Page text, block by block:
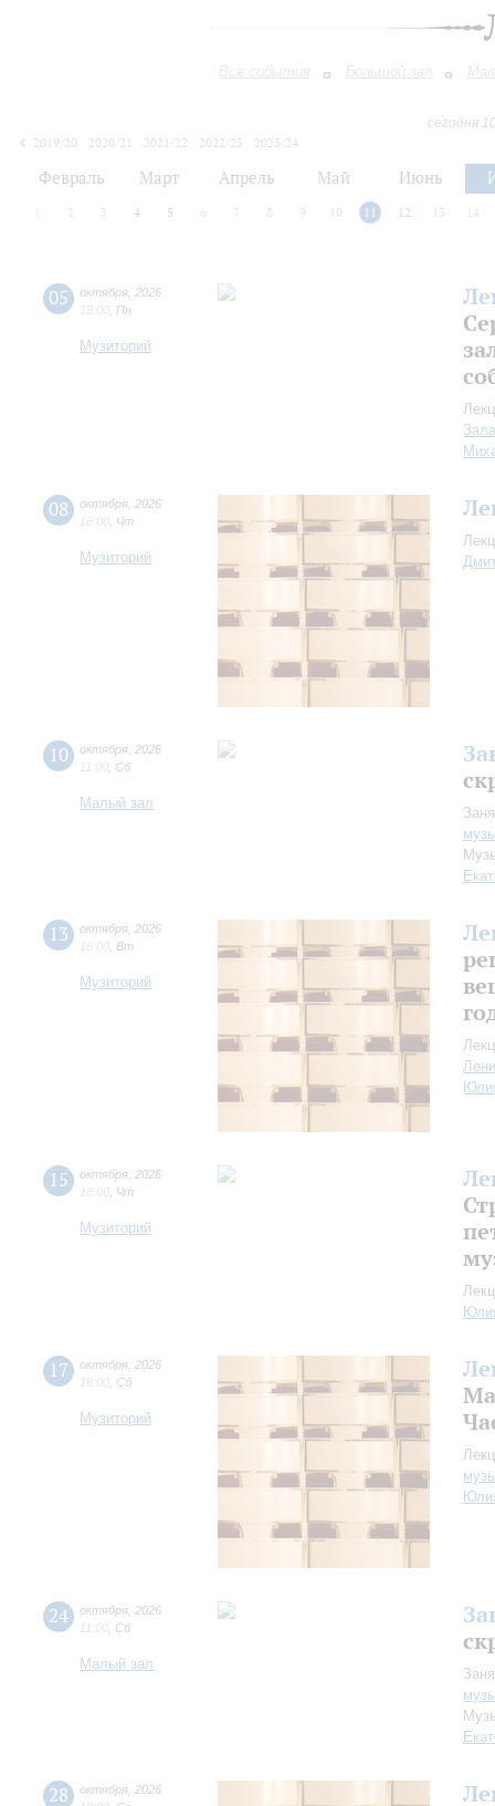
Все события Большой зал
сегодня
2019/20
2020/21 2021/22 2022/23
2023/24
Февраль Март Апрель Май Июнь
2 3 4 5 6 7 8 9 10 11 12 13 14
05 октября 2026
18:00 Пн
Музиторий
08 октября 2026
18:00 Чт
Музиторий
10 октября 2026
11:00 Сб
Малый зал
13 октября 2026
18:00 Вт
Музиторий
15 октября 2026
18:00 Чт
Музиторий
17 октября 2026
18:00 Сб
Музиторий
24 октября 2026
11:00 Сб
Малый зал
28 октября 2026